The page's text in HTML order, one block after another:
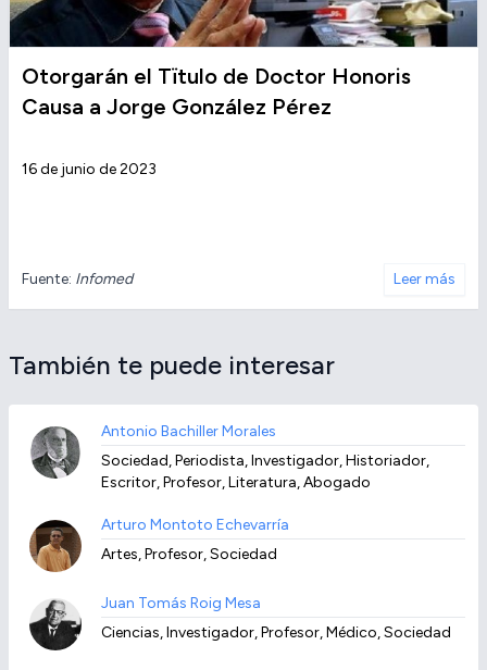
Otorgarán el Tïtulo de Doctor Honoris
Causa a Jorge González Pérez
16 de junio de 2023
Fuente: Infomed Leer más
También te puede interesar
Antonio Bachiller Morales
Sociedad, Periodista, Investigador, Historiador,
Escritor, Profesor, Literatura, Abogado
Arturo Montoto Echevarría
Artes, Profesor, Sociedad
Juan Tomás Roig Mesa
Ciencias, Investigador, Profesor, Médico, Sociedad